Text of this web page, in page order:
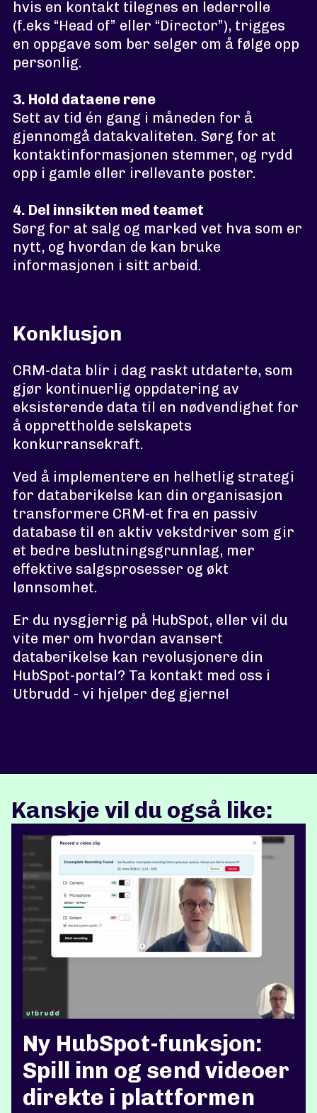
hvis en kontakt tilegnes en lederrolle
(f.eks “Head of” eller “Director”), trigges
en oppgave som ber selger om å følge opp
personlig.
3. Hold dataene rene
Sett av tid én gang i måneden for å
gjennomgå datakvaliteten. Sørg for at
kontaktinformasjonen stemmer, og rydd
opp i gamle eller irellevante poster.
4. Del innsikten med teamet
Sørg for at salg og marked vet hva som er
nytt, og hvordan de kan bruke
informasjonen i sitt arbeid.
Konklusjon
CRM-data blir i dag raskt utdaterte, som
gjør kontinuerlig oppdatering av
eksisterende data til en nødvendighet for
å opprettholde selskapets
konkurransekraft.
Ved å implementere en helhetlig strategi
for databerikelse kan din organisasjon
transformere CRM-et fra en passiv
database til en aktiv vekstdriver som gir
et bedre beslutningsgrunnlag, mer
effektive salgsprosesser og økt
lønnsomhet.
Er du nysgjerrig på HubSpot, eller vil du
vite mer om hvordan avansert
databerikelse kan revolusjonere din
HubSpot-portal? Ta kontakt med oss i
Utbrudd - vi hjelper deg gjerne!
Kanskje vil du også like:
Ny HubSpot-funksjon:
Spill inn og send videoer
direkte i plattformen